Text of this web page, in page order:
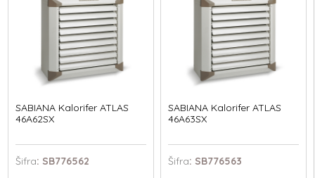
SABIANA Kalorifer ATLAS
46A62SX
Šifra: SB776562
SABIANA Kalorifer ATLAS
46A63SX
Šifra: SB776563